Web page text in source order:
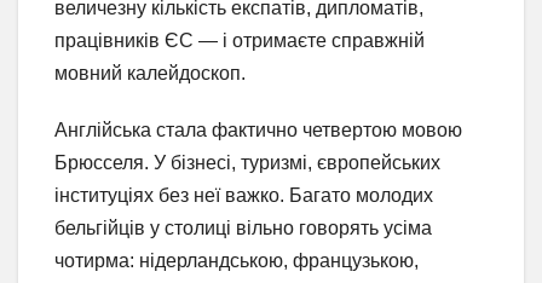
величезну кількість експатів, дипломатів,
працівників ЄС — і отримаєте справжній
мовний калейдоскоп.
Англійська стала фактично четвертою мовою
Брюсселя. У бізнесі, туризмі, європейських
інституціях без неї важко. Багато молодих
бельгійців у столиці вільно говорять усіма
чотирма: нідерландською, французькою,